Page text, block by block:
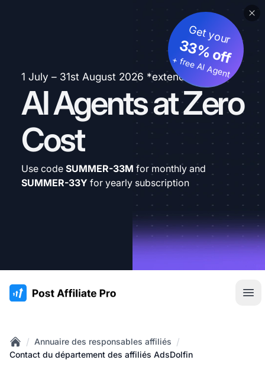
1 July – 31st August 2026 *extended
AI Agents at Zero
Cost
Get your
33% off
+ free AI Agent
Use code SUMMER-33M for monthly and
SUMMER-33Y for yearly subscription
:site.title
Home
/ Annuaire des responsables affiliés /
Contact du département des affiliés AdsDolfin